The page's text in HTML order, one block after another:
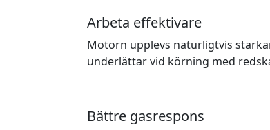
Arbeta effektivare
Motorn upplevs naturligtvis
underlättar vid körning med
Bättre gasrespons